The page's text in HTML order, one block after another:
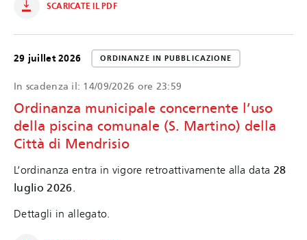
SCARICATE IL PDF
29 juillet 2026 ORDINANZE IN PUBBLICAZIONE
In scadenza il: 14/09/2026 ore 23:59
Ordinanza municipale concernente l’uso
della piscina comunale (S. Martino) della
Città di Mendrisio
L’ordinanza entra in vigore retroattivamente alla data 28
luglio 2026.
Dettagli in allegato.